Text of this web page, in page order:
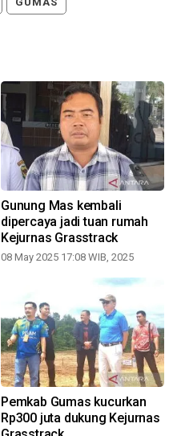
Gunung Mas kembali
dipercaya jadi tuan rumah
Kejurnas Grasstrack
08 May 2025 17:08 WIB, 2025
Pemkab Gumas kucurkan
Rp300 juta dukung Kejurnas